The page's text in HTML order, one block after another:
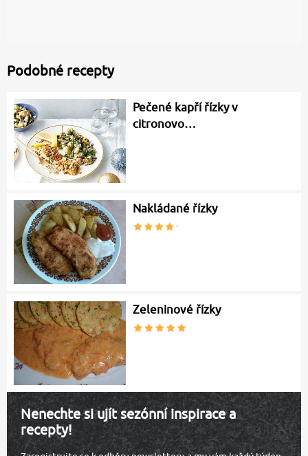
Podobné recepty
Pečené kapří řízky v
citronovo…
Nakládané řízky
Zeleninové řízky
Nenechte si ujít sezónní inspirace a
recepty!